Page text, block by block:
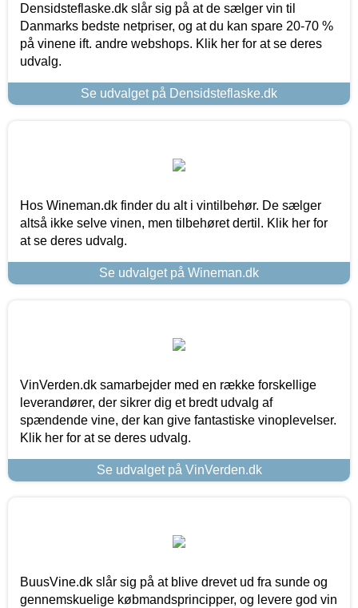
Densidsteflaske.dk slår sig på at de sælger vin til
Danmarks bedste netpriser, og at du kan spare 20-70 %
på vinene ift. andre webshops. Klik her for at se deres
udvalg.
Se udvalget på Densidsteflaske.dk
Hos Wineman.dk finder du alt i vintilbehør. De sælger
altså ikke selve vinen, men tilbehøret dertil. Klik her for
at se deres udvalg.
Se udvalget på Wineman.dk
VinVerden.dk samarbejder med en række forskellige
leverandører, der sikrer dig et bredt udvalg af
spændende vine, der kan give fantastiske vinoplevelser.
Klik her for at se deres udvalg.
Se udvalget på VinVerden.dk
BuusVine.dk slår sig på at blive drevet ud fra sunde og
gennemskuelige købmandsprincipper, og levere god vin